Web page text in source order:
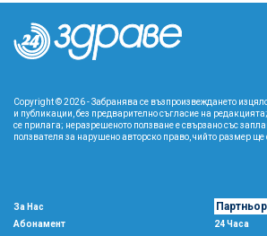
Copyright © 2026 - Забранява се възпроизвеждането
и публикации, без предварително съгласие на
се прилага; неразрешеното ползване е свързано със
ползвателя за нарушено авторско право, чийто размер ще
За Нас
Абонамент
24 Часа